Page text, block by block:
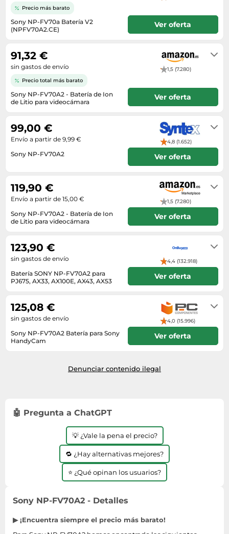
Ropa deportiva y outdoor
Tiendas de campaña
Zapatillas deportivas
Perfumes unisex
Productos de higiene corporal
Productos para baño y ducha
Protectores solares
Tensiómetros
Termómetros clínicos
Tratamientos faciales
Microondas
Máquinas de afeitar
Móviles
Ordenadores portátiles
Radios
Secadoras
Sonido y alta fidelidad
Tablets
Televisores
Playmobil
Vehículos a escala
Relojes
Relojes de pulsera
Tejer y crochet
Zapatillas de atletismo
Zapatos
Zapatos mujer
Sony NP-FV70a Batería V2
(NPFV70A2.CE)
Precio más barato
Ver oferta
Sony NP-FV70A2 - Batería de Ion
de Litio para videocámara
1,5 (7.280)
Precio total más barato
91,32 €
sin gastos de envío
Ver oferta
Sony NP-FV70A2
4,8 (1.652)
99,00 €
Envío a partir de 9,99 €
Ver oferta
Sony NP-FV70A2 - Batería de Ion
de Litio para videocámara
1,5 (7.280)
119,90 €
Envío a partir de 15,00 €
Ver oferta
Batería SONY NP-FV70A2 para
PJ675, AX33, AX100E, AX43, AX53
4,4 (132.918)
123,90 €
sin gastos de envío
Ver oferta
Sony NP-FV70A2 Batería para Sony
HandyCam
4,0 (15.996)
125,08 €
sin gastos de envío
Ver oferta
Denunciar contenido ilegal
🤖 Pregunta a ChatGPT
💡 ¿Vale la pena el precio?
🔁 ¿Hay alternativas mejores?
⭐ ¿Qué opinan los usuarios?
Sony NP-FV70A2 - Detalles
▶ ¡Encuentra siempre el precio más barato!